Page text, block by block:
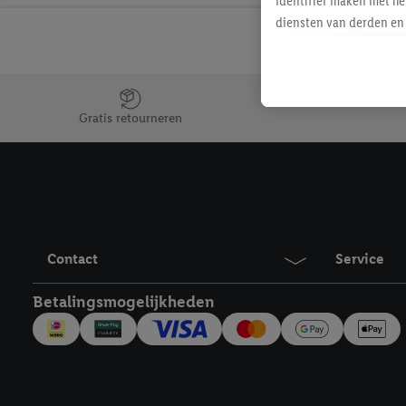
Jouw voordelen bij ons als Lidl webshop klant
Gratis retourneren
Contact Service
Betalingsmogelijkheden
diensten van derden
Als je hiervoor
eerder interesse hebt
maar het niet te
mailadres en met
Onder "Aanpassen"
Door te klikken op
technieken worden
inclusief over de
trekken, vind je in onze
over de cookies die